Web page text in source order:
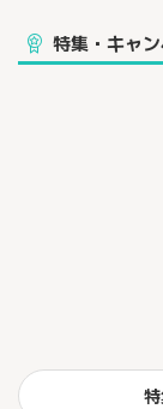
特集・キャ